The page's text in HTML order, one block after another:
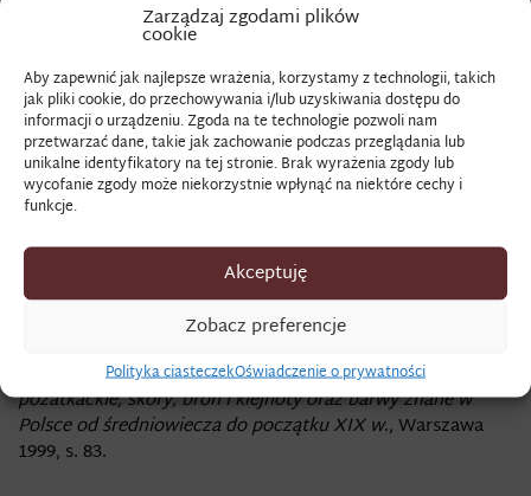
Zarządzaj zgodami plików
cookie
Aby zapewnić jak najlepsze wrażenia, korzystamy z technologii, takich
jak pliki cookie, do przechowywania i/lub uzyskiwania dostępu do
informacji o urządzeniu. Zgoda na te technologie pozwoli nam
przetwarzać dane, takie jak zachowanie podczas przeglądania lub
unikalne identyfikatory na tej stronie. Brak wyrażenia zgody lub
wycofanie zgody może niekorzystnie wpłynąć na niektóre cechy i
funkcje.
Akceptuję
Zobacz preferencje
Polityka ciasteczekOświadczenie o prywatności
KARMAZYNOWY
kolor nasyconej czerwieni dojrzałej maliny. Pozyskiwany
był z kermesu lub koszenili. W dawnej Polsce była to
ulubiona barwa szlachty.
Źródło
Diariusz potocznych rzeczy i wydatków na
różne domowe potrzeby, Pamiętnik, Biblioteka Jagiellońska,
Zob. szerzej:I. Turnau,Słownik ubiorów. Tkaniny, wyroby
pozatkackie, skóry, broń i klejnoty oraz barwy znane w
Polsce od średniowiecza do początku XIX w., Warszawa
1999, s. 83.